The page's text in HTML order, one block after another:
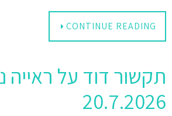
CONTINUE READING
תקשור דוד על
20.7.2026